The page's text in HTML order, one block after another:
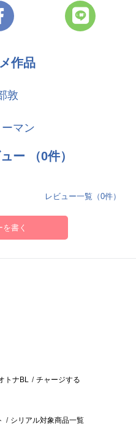
作品
敦
マン
ー （0件）
レビュー一覧（0件）
を書く
トナBL チャージする
シリアル対象商品一覧